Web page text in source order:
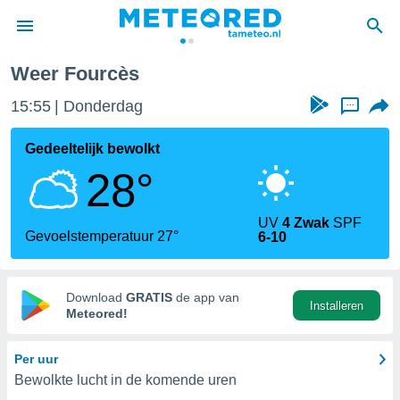
door
verstrekte
hoge
hebt de
voor
op basis
Weer Fourcès
15:55 Donderdag ...
Gedeeltelijk bewolkt
28°
Gevoelstemperatuur 27°
UV4 Zwak SPF
6-10
Download GRATIS de app van
Meteored!
Installeren
Per uur
Bewolkte lucht in de komende uren